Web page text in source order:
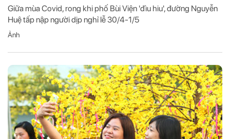
Giữa mùa Covid, rong khi phố Bùi Viện 'đìu hiu', đường Nguyễn
Huệ tấp nập người dịp nghỉ lễ 30/4-1/5
Ảnh